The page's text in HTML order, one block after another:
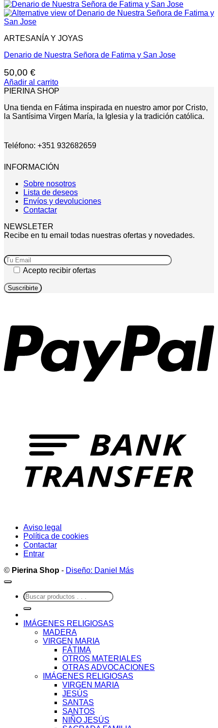
ARTESANÍA Y JOYAS
Denario de Nuestra Señora de Fatima y San Jose
50,00 €
Añadir al carrito
PIERINA SHOP
Una tienda en Fátima inspirada en nuestro amor por Cristo,
la Santísima Virgen María, la Iglesia y la tradición católica.
Teléfono: +351 932682659
INFORMACIÓN
Sobre nosotros
Lista de deseos
Envíos y devoluciones
Contactar
NEWSLETER
Recibe en tu email todas nuestras ofertas y novedades.
Acepto recibir ofertas
Aviso legal
Política de cookies
Contactar
Entrar
© Pierina Shop - Diseño: Daniel Más
Buscar
por:
IMÁGENES RELIGIOSAS
MADERA
VIRGEN MARIA
FÁTIMA
OTROS MATERIALES
OTRAS ADVOCACIONES
IMÁGENES RELIGIOSAS
VIRGEN MARIA
JESÚS
SANTAS
SANTOS
NIÑO JESÚS